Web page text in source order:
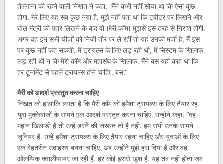
तेलंगाना की रहने वाली निखत ने कहा, “मैंने कभी नहीं सोचा था कि ऐसा कुछ
होगा. मेरे लिए यह सब कुछ नया है. मुझे नहीं पता था कि ट्वीटर पर लिखने और
खेल मंत्री को पत्र लिखने के बाद वो (मैरी कॉम) मुझसे इस तरह से निराश होंगी.
अगर वह इन सभी चीजों को निजी तौर पर ले रहीं तो यह उनकी मर्जी है, मैं इस
पर कुछ नहीं कह सकती. मैं ट्रायल्स के लिए लड़ रही थी, मैं सिस्टम के खिलाफ
लड़ रही थी न कि मैरी कॉम और महासंघ के खिलाफ. मैंने बस यही कहा था कि
हर टूर्नामेंट से पहले ट्रायल्स होने चाहिए. बस.”
मैरी को आदर्श प्रस्तुत करना चाहिए
निखत को हालांकि लगता है कि मैरी कॉम को हमेशा ट्रायल्स के लिए तैयार रह
युवा मुक्केबाजों के सामने एक आदर्श प्रस्तुत करना चाहिए. उन्होने कहा, “वह
महान खिलाड़ी हैं तो उन्हें डरने की जरूरत तो है नहीं. हम सभी उनके सामने
जूनियर हैं. उन्हें हमेशा ट्रायल्स के लिए तैयार रहना चाहिए और युवाओं के लिए
एक बेहतरीन उदाहरण बनना चाहिए. अब उन्होंने मुझे हरा दिया है और वह
ओलम्पिक क्वालीफायर जा रही हैं. हर कोई इससे खुश है. यह तब नहीं होता जब